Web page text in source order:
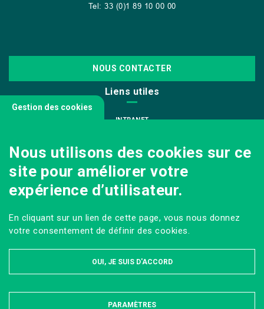
Tel: 33 (0)1 89 10 00 00
NOUS CONTACTER
Liens utiles
INTRANET
INFODOC
PÔLE IMAGE
PRESSE
Sur les réseaux
Gestion des cookies
Nous utilisons des cookies sur ce
site pour améliorer votre
expérience d’utilisateur.
En cliquant sur un lien de cette page, vous nous donnez
votre consentement de définir des cookies.
OUI, JE SUIS D'ACCORD
MASQUER
PARAMÈTRES